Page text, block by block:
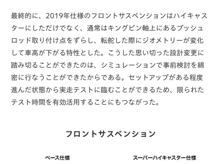
最終的に、2019年仕様のフロントサスペンションはハイキャス
ターにしただけでなく、通常はキングピン軸上にあるプッシュ
ロッド取り付け点をずらし、転舵した際にジオメトリーが変化
して車高が下がる特性とした。こうした思い切った設計変更に
踏み切ることができたのは、シミュレーションで事前検討を綿
密に行なうことができたからである。セットアップがある程度
進んだ状態から実走テストに臨むことができるため、限られた
テスト時間を有効活用することにもつながった。
フロントサスペンション